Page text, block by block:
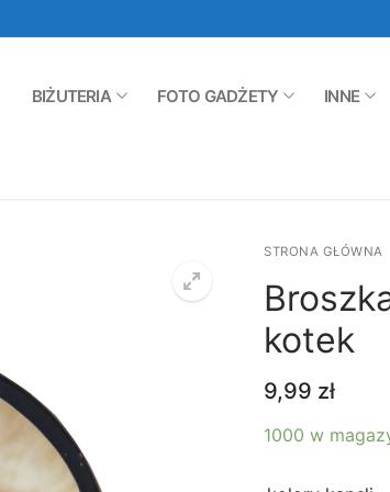
BIŻUTERIA FOTO GADŻETY INNE
STRONA GŁÓWNA
kotek
9,99 zł
1000 w